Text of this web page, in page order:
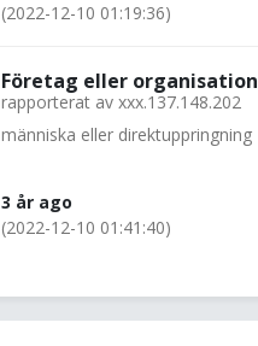
(2022-12-10 01:19:36)
Företag eller organisation
rapporterat av xxx.137.148.202
människa eller direktuppringning
3 år ago
(2022-12-10 01:41:40)